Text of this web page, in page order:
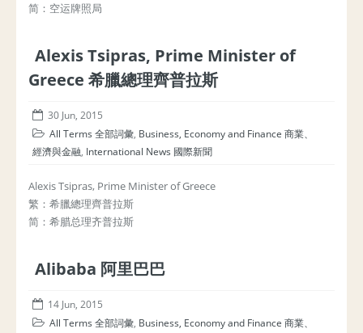
简：空运牌照局
Alexis Tsipras, Prime Minister of
Greece 希臘總理齊普拉斯
30 Jun, 2015
All Terms 全部詞彙, Business, Economy and Finance 商業、
經濟與金融, International News 國際新聞
Alexis Tsipras, Prime Minister of Greece
繁：希臘總理齊普拉斯
简：希腊总理齐普拉斯
Alibaba 阿里巴巴
14 Jun, 2015
All Terms 全部詞彙, Business, Economy and Finance 商業、